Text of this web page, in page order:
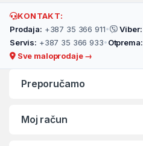
KONTAKT:
Prodaja: +387 35 366 911• Viber:
Servis: +387 35 366 933• Otprema:
Sve maloprodaje →
Preporučamo
Moj račun